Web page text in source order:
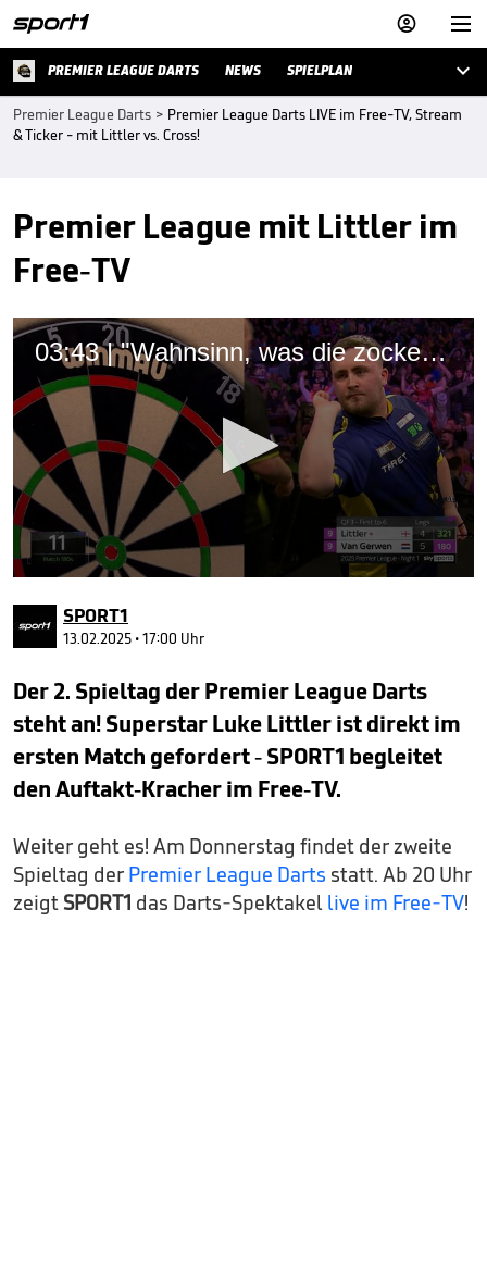


PREMIER LEAGUE DARTS NEWS SPIELPLAN 
Premier League Darts > Premier League Darts LIVE im Free-TV, Stream
& Ticker - mit Littler vs. Cross!
Premier League mit Littler im
Free-TV
03:43 | "Wahnsinn, was die zocken!" Fulminantes Darts-Feuerwerk
seconds
of
minutes,
seconds
SPORT1
13.02.2025 • 17:00 Uhr
Der 2. Spieltag der Premier League Darts
steht an! Superstar Luke Littler ist direkt im
ersten Match gefordert - SPORT1 begleitet
den Auftakt-Kracher im Free-TV.
Weiter geht es! Am Donnerstag findet der zweite
Spieltag der Premier League Darts statt. Ab 20 Uhr
zeigt SPORT1 das Darts-Spektakel live im Free-TV!